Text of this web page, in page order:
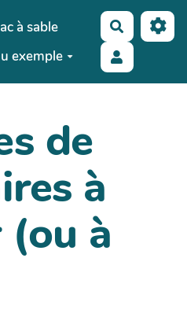
à sable
exemple
de
à
à